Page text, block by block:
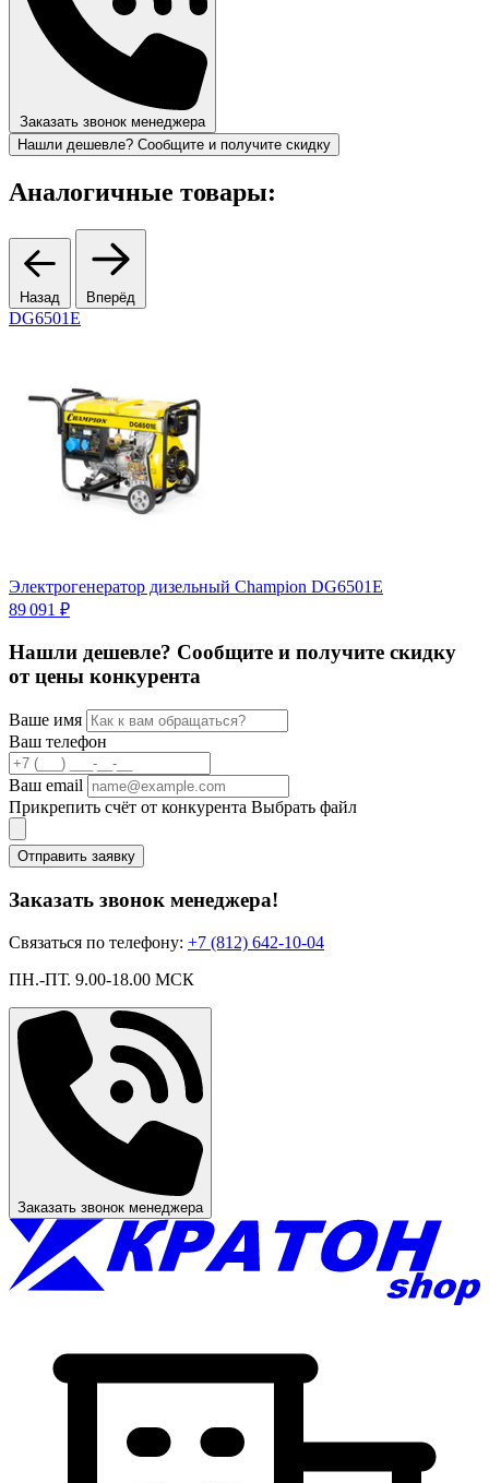
Заказать звонок менеджера
Нашли дешевле? Сообщите и получите скидку
Аналогичные товары:
Назад Вперёд
DG6501E
Электрогенератор дизельный Champion DG6501E
89 091 ₽
Нашли дешевле? Сообщите и получите скидку
от цены конкурента
Ваше имя
Ваш телефон
Ваш email
Прикрепить счёт от конкурента Выбрать файл
Отправить заявку
Заказать звонок менеджера!
Связаться по телефону: +7 (812) 642-10-04
ПН.-ПТ. 9.00-18.00 МСК
Заказать звонок менеджера